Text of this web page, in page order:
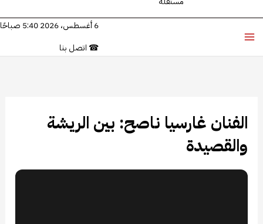
6 أغسطس، 2026 5:40 صباحًا
☎ اتصل بنا
الفنان غارسيا ناصح: بين الريشة
والقصيدة